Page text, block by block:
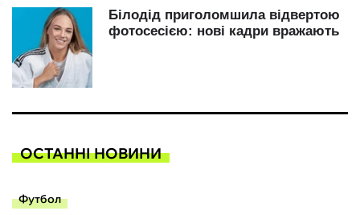
ОСТАННІ НОВИНИ
Футбол